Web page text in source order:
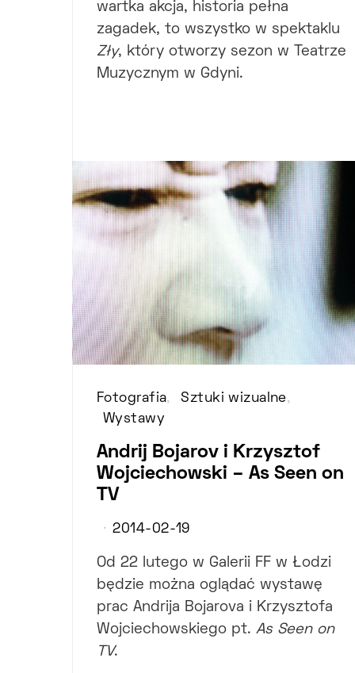
wartka akcja, historia pełna
zagadek, to wszystko w spektaklu
Zły, który otworzy sezon w Teatrze
Muzycznym w Gdyni.
Fotografia
Sztuki wizualne
Wystawy
Andrij Bojarov i Krzysztof
Wojciechowski – As Seen on
TV
2014-02-19
Od 22 lutego w Galerii FF w Łodzi
będzie można oglądać wystawę
prac Andrija Bojarova i Krzysztofa
Wojciechowskiego pt. As Seen on
TV.